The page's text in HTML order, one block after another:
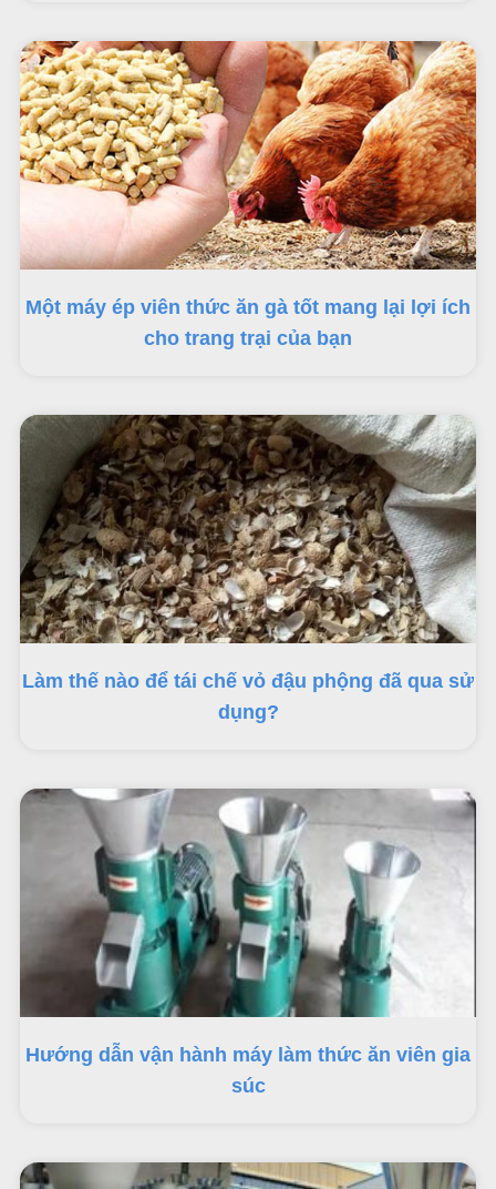
Một máy ép viên thức ăn gà tốt mang lại lợi ích
cho trang trại của bạn
Làm thế nào để tái chế vỏ đậu phộng đã qua sử
dụng?
Hướng dẫn vận hành máy làm thức ăn viên gia
súc